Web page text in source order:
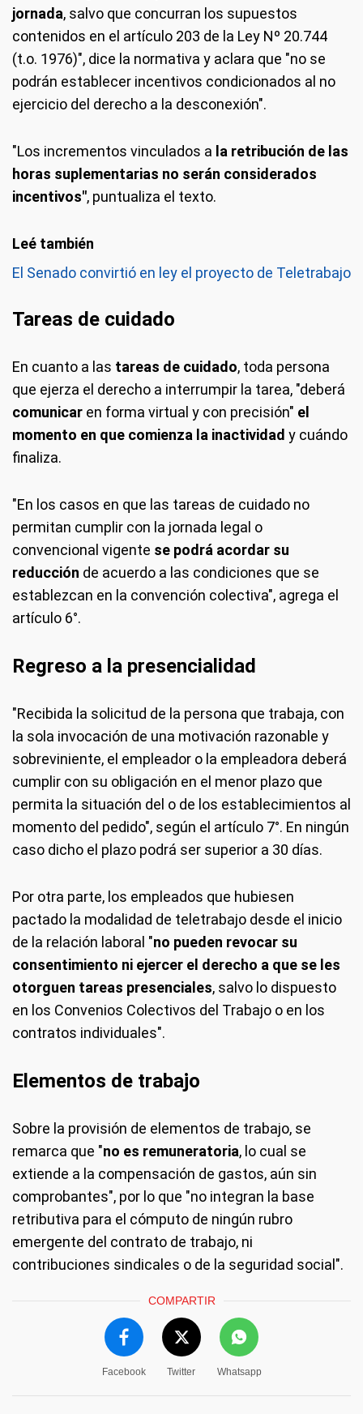
jornada, salvo que concurran los supuestos
contenidos en el artículo 203 de la Ley Nº 20.744
(t.o. 1976)", dice la normativa y aclara que "no se
podrán establecer incentivos condicionados al no
ejercicio del derecho a la desconexión".
"Los incrementos vinculados a la retribución de las
horas suplementarias no serán considerados
incentivos", puntualiza el texto.
El Senado convirtió en ley el proyecto de Teletrabajo
Tareas de cuidado
En cuanto a las tareas de cuidado, toda persona
que ejerza el derecho a interrumpir la tarea, "deberá
comunicar en forma virtual y con precisión" el
momento en que comienza la inactividad y cuándo
finaliza.
"En los casos en que las tareas de cuidado no
permitan cumplir con la jornada legal o
convencional vigente se podrá acordar su
reducción de acuerdo a las condiciones que se
establezcan en la convención colectiva", agrega el
artículo 6°.
Regreso a la presencialidad
"Recibida la solicitud de la persona que trabaja, con
la sola invocación de una motivación razonable y
sobreviniente, el empleador o la empleadora deberá
cumplir con su obligación en el menor plazo que
permita la situación del o de los establecimientos al
momento del pedido", según el artículo 7°. En ningún
caso dicho el plazo podrá ser superior a 30 días.
Por otra parte, los empleados que hubiesen
pactado la modalidad de teletrabajo desde el inicio
de la relación laboral "no pueden revocar su
consentimiento ni ejercer el derecho a que se les
otorguen tareas presenciales, salvo lo dispuesto
en los Convenios Colectivos del Trabajo o en los
contratos individuales".
Elementos de trabajo
Sobre la provisión de elementos de trabajo, se
remarca que "no es remuneratoria, lo cual se
extiende a la compensación de gastos, aún sin
comprobantes", por lo que "no integran la base
retributiva para el cómputo de ningún rubro
emergente del contrato de trabajo, ni
contribuciones sindicales o de la seguridad social".
COMPARTIR
Facebook Twitter Whatsapp